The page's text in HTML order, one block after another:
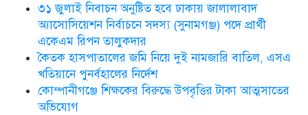
ছাতকে এক শিক্ষিকা ভারতে টাটা
হাসপাতালে ভতি
ছাত‌কে দৈনিক সুনামকণ্ঠ’র সপ্তম
৩১ জুলাই নিবাচন অনু‌ষ্টিত হ‌বে ঢাকায় জালালাবাদ
অ্যাসোসিয়েশন নির্বাচনে সদস্য (সুনামগঞ্জ) পদে প্রার্থী
একেএম রিপন তালুকদার
কৈতক হাসপাতালের জমি নিয়ে দুই নামজারি বাতিল, এসএ
খতিয়ানে পুনর্বহালের নির্দেশ
কোম্পানীগঞ্জে শিক্ষকের বিরুদ্ধে উপবৃত্তির টাকা আত্মসাতের
অভিযোগ